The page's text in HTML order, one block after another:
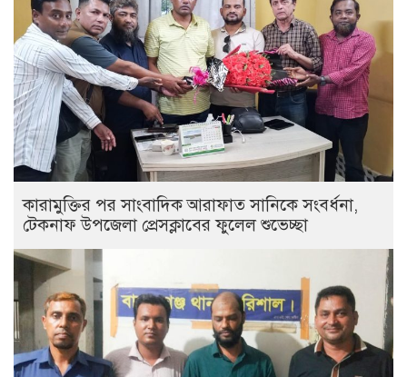
কারামুক্তির পর সাংবাদিক আরাফাত সানিকে সংবর্ধনা,
টেকনাফ উপজেলা প্রেসক্লাবের ফুলেল শুভেচ্ছা